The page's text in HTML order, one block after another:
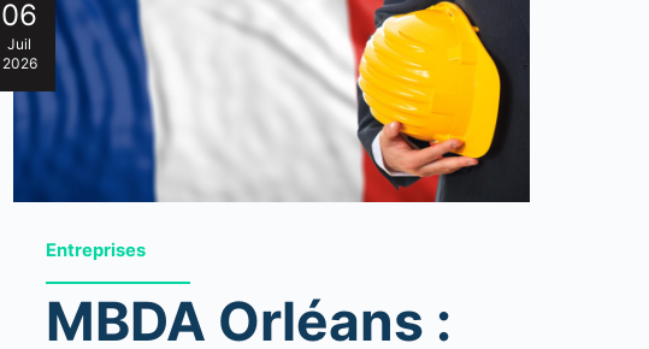
06
Juil
2026
Entreprises
MBDA Orléans :